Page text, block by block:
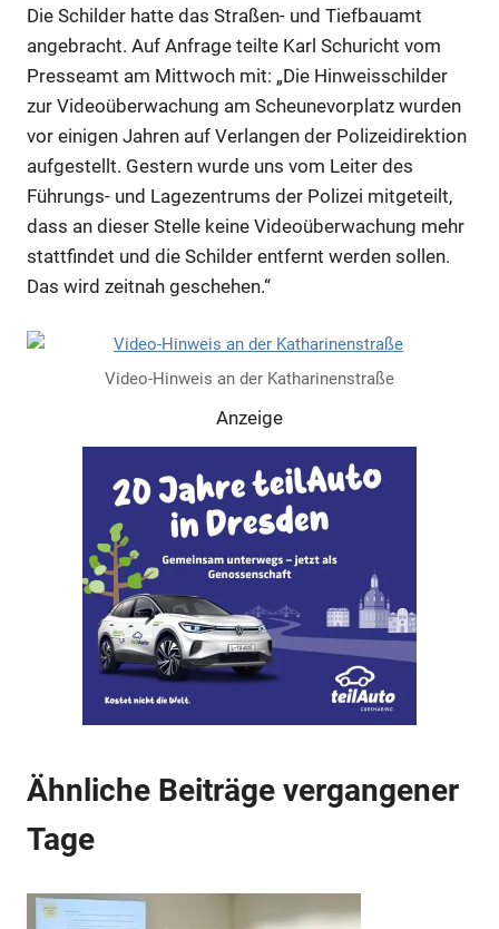
Die Schilder hatte das Straßen- und Tiefbauamt
angebracht. Auf Anfrage teilte Karl Schuricht vom
Presseamt am Mittwoch mit: „Die Hinweisschilder
zur Videoüberwachung am Scheunevorplatz wurden
vor einigen Jahren auf Verlangen der Polizeidirektion
aufgestellt. Gestern wurde uns vom Leiter des
Führungs- und Lagezentrums der Polizei mitgeteilt,
dass an dieser Stelle keine Videoüberwachung mehr
stattfindet und die Schilder entfernt werden sollen.
Das wird zeitnah geschehen.“
Video-Hinweis an der Katharinenstraße
Anzeige
Ähnliche Beiträge vergangener
Tage